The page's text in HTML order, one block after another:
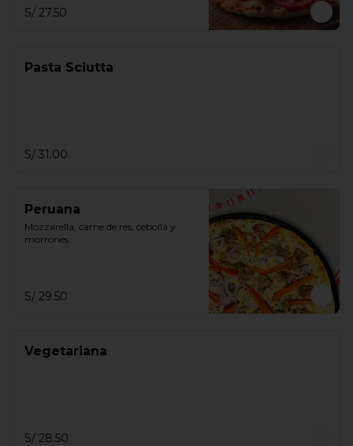
S/ 27.50
Pasta Sciutta
S/ 31.00
Peruana
Mozzarella, carne de res, cebolla y
morrones
S/ 29.50
Vegetariana
S/ 28.50